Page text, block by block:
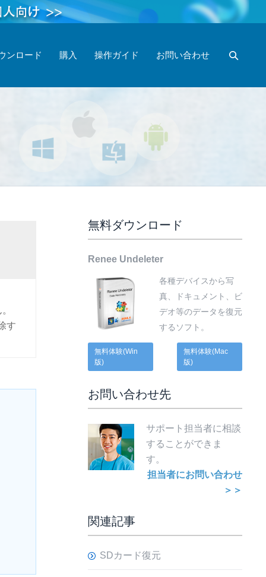
ンロード 購入 操作ガイド お問い合わせ
す
無料ダウンロード
Renee Undeleter
各種デバイスから写
真、ドキュメント、ビ
デオ等のデータを復元
するソフト。
無料体験(Win
版)
無料体験(Mac
版)
お問い合わせ先
サポート担当者に相談
することができま
す。
担当者にお問い合わせ
＞＞
関連記事
SDカード復元